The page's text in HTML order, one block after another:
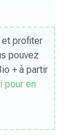
et profiter
pouvez
+ à partir
pour en